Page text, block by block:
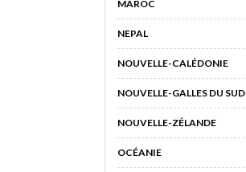
MAROC
NEPAL
NOUVELLE-CALÉDONIE
NOUVELLE-GALLES DU SUD
NOUVELLE-ZÉLANDE
OCÉANIE